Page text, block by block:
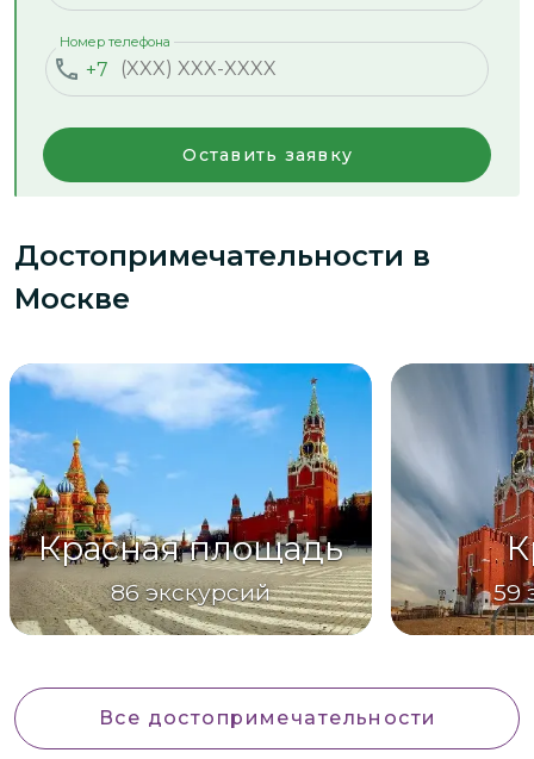
+7
Номер телефона
Оставить заявку
Достопримечательности в
Москве
Красная площадь
86 экскурсий 59
Все достопримечательности